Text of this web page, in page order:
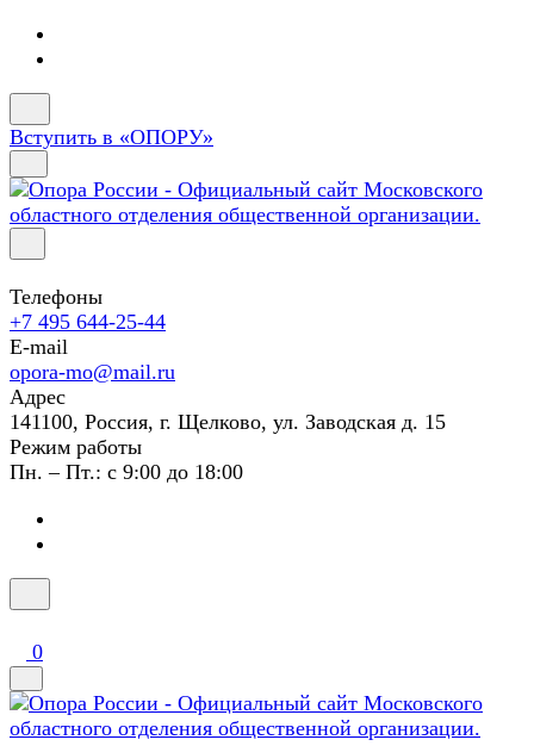
Вступить в «ОПОРУ»
Телефоны
+7 495 644-25-44
E-mail
opora-mo@mail.ru
Адрес
141100, Россия, г. Щелково, ул. Заводская д. 15
Режим работы
Пн. – Пт.: с 9:00 до 18:00
0